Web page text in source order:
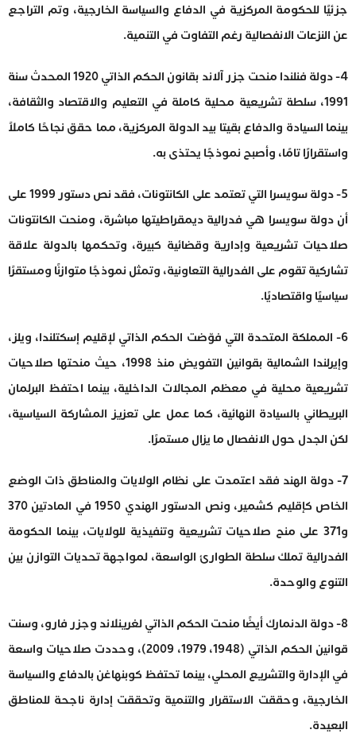
جزئيًا للحكومة المركزية في الدفاع والسياسة الخارجية، وتم التراجع
عن النزعات الانفصالية رغم التفاوت في التنمية.
4- دولة فنلندا منحت جزر آلاند بقانون الحكم الذاتي 1920 المحدث سنة
1991، سلطة تشريعية محلية كاملة في التعليم والاقتصاد والثقافة،
بينما السيادة والدفاع بقيتا بيد الدولة المركزية، مما حقق نجاحًا كاملاً
واستقرارًا تامًا، وأصبح نموذجًا يحتذى به.
5- دولة سويسرا التي تعتمد على الكانتونات، فقد نص دستور 1999 على
أن دولة سويسرا هي فدرالية ديمقراطيتها مباشرة، ومنحت الكانتونات
صلاحيات تشريعية وإدارية وقضائية كبيرة، وتحكمها بالدولة علاقة
تشاركية تقوم على الفدرالية التعاونية، وتمثل نموذجًا متوازنًا ومستقرًا
سياسيًا واقتصاديًا.
6- المملكة المتحدة التي فوّضت الحكم الذاتي لإقليم إسكتلندا، ويلز،
وإيرلندا الشمالية بقوانين التفويض منذ 1998، حيث منحتها صلاحيات
تشريعية محلية في معظم المجالات الداخلية، بينما احتفظ البرلمان
البريطاني بالسيادة النهائية، كما عمل على تعزيز المشاركة السياسية،
لكن الجدل حول الانفصال ما يزال مستمرًا.
7- دولة الهند فقد اعتمدت على نظام الولايات والمناطق ذات الوضع
الخاص كإقليم كشمير، ونص الدستور الهندي 1950 في المادتين 370
و371 على منح صلاحيات تشريعية وتنفيذية للولايات، بينما الحكومة
الفدرالية تملك سلطة الطوارئ الواسعة، لمواجهة تحديات التوازن بين
التنوع والوحدة.
8- دولة الدنمارك أيضًا منحت الحكم الذاتي لغرينلاند وجزر فارو، وسنت
قوانين الحكم الذاتي (1948، 1979، 2009)، وحددت صلاحيات واسعة
في الإدارة والتشريع المحلي، بينما تحتفظ كوبنهاغن بالدفاع والسياسة
الخارجية، وحققت الاستقرار والتنمية وتحققت إدارة ناجحة للمناطق
البعيدة.